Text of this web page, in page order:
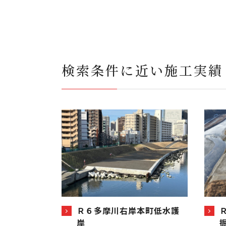
検索条件に近い施工実績
Ｒ６多摩川右岸本町低水護
岸